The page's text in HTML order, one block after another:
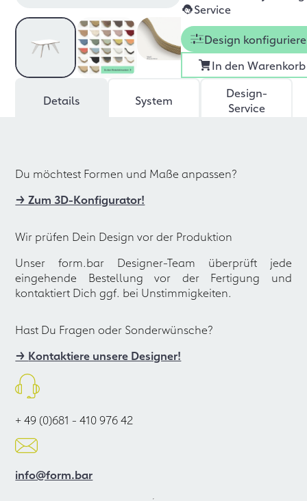
Service
Design
In den Warenkorb
Details System
Design-
Service
Du möchtest Formen und Maße anpassen?
→ Zum 3D-Konfigurator!
Wir prüfen Dein Design vor der Produktion
Unser form.bar Designer-Team überprüft jede
eingehende Bestellung vor der Fertigung und
kontaktiert Dich ggf. bei Unstimmigkeiten.
Hast Du Fragen oder Sonderwünsche?
→ Kontaktiere unsere Designer!
+ 49 (0)681 - 410 976 42
info@form.bar